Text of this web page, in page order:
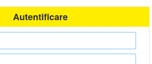
Autentificare